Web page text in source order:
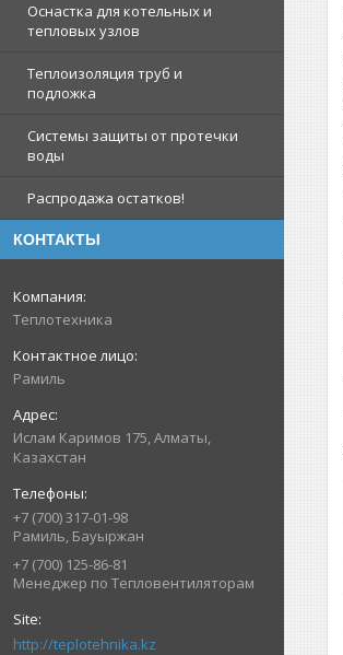
Оснастка для котельных и
тепловых узлов
Теплоизоляция труб и
подложка
Системы защиты от протечки
воды
Распродажа остатков!
КОНТАКТЫ
Теплотехника
Рамиль
Ислам Каримов 175, Алматы,
Казахстан
+7 (700) 317-01-98
Рамиль, Бауыржан
+7 (700) 125-86-81
Менеджер по Тепловентиляторам
http://teplotehnika.kz